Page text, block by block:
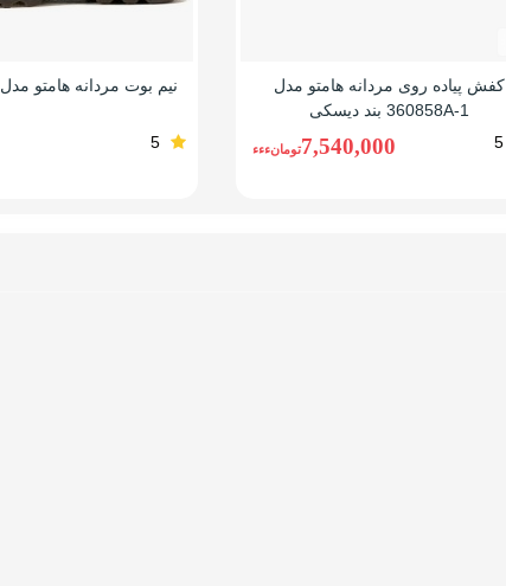
کفش پیاده روی مردانه هامتو مدل
360858A-1 بند دیسکی
5
7,540,000تومانءءء
نیم بوت مردانه هامتو مدل 260963A-4
5